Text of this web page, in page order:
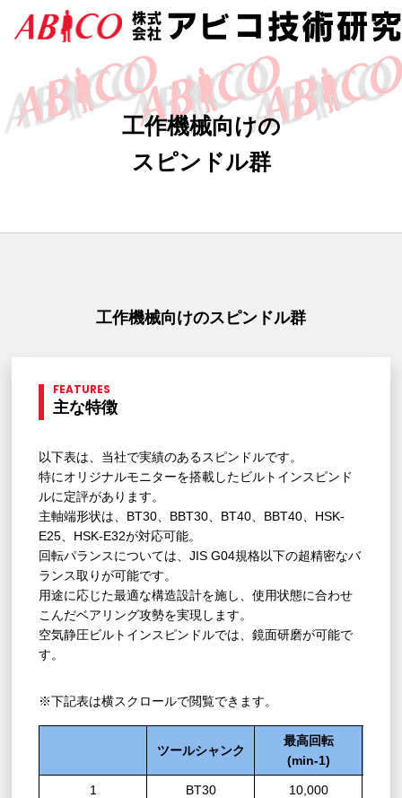
工作機械向けの
スピンドル群
工作機械向けのスピンドル群
FEATURES
主な特徴
以下表は、当社で実績のあるスピンドルです。
特にオリジナルモニターを搭載したビルトインスピンド
ルに定評があります。
主軸端形状は、BT30、BBT30、BT40、BBT40、HSK-
E25、HSK-E32が対応可能。
回転パランスについては、JIS G04規格以下の超精密なバ
ランス取りが可能です。
用途に応じた最適な構造設計を施し、使用状態に合わせ
こんだベアリング攻勢を実現します。
空気静圧ビルトインスピンドルでは、鏡面研磨が可能で
す。
※下記表は横スクロールで閲覧できます。
ツールシャンク
最高回転
(min-1)
1 BT30 10,000